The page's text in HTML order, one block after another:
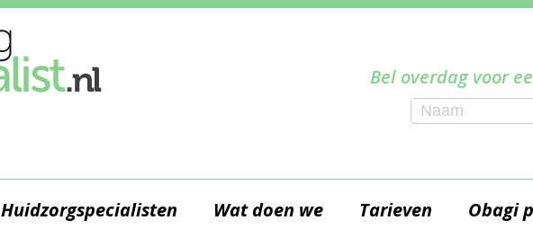
Bel overdag voor
Huidzorgspecialisten Wat doen we Tarieven Obagi